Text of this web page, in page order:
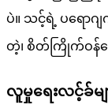
ပဲ။ သင့်ရဲ့ ပရော
တဲ့၊ စိတ်ကြိုက်ဝန်ဆ
လူမှုရေးလင့်ခ်မျ